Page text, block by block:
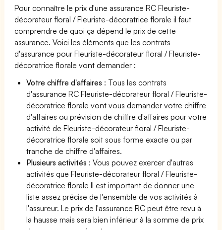
Pour connaître le prix d'une assurance RC Fleuriste-
décorateur floral / Fleuriste-décoratrice florale il faut
comprendre de quoi ça dépend le prix de cette
assurance. Voici les éléments que les contrats
d'assurance pour Fleuriste-décorateur floral / Fleuriste-
décoratrice florale vont demander :
Votre chiffre d'affaires : Tous les contrats
d'assurance RC Fleuriste-décorateur floral / Fleuriste-
décoratrice florale vont vous demander votre chiffre
d'affaires ou prévision de chiffre d'affaires pour votre
activité de Fleuriste-décorateur floral / Fleuriste-
décoratrice florale soit sous forme exacte ou par
tranche de chiffre d'affaires.
Plusieurs activités : Vous pouvez exercer d'autres
activités que Fleuriste-décorateur floral / Fleuriste-
décoratrice florale Il est important de donner une
liste assez précise de l'ensemble de vos activités à
l'assureur. Le prix de l'assurance RC peut être revu à
la hausse mais sera bien inférieur à la somme de prix